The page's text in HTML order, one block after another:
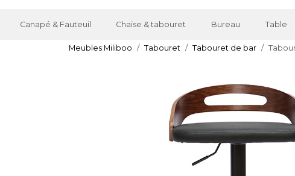
Canapé & Fauteuil Chaise & tabouret Bureau Table
Meubles Miliboo Tabouret Tabouret de bar